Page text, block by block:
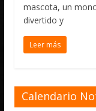
mascota, un
divertido y
Leer más
Calendario